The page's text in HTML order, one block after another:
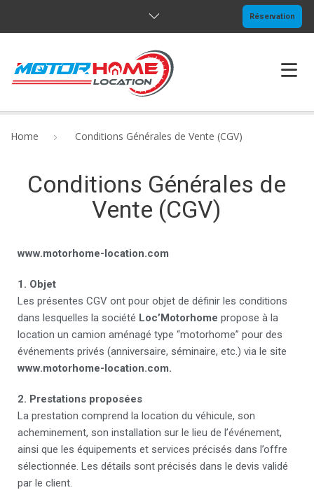
Réservation
GALERIE
QUESTIONS (FAQ)
CONTACT
Home Conditions Générales de Vente (CGV)
Conditions Générales de
Vente (CGV)
www.motorhome-location.com
1. Objet
Les présentes CGV ont pour objet de définir les conditions
dans lesquelles la société Loc’Motorhome propose à la
location un camion aménagé type “motorhome” pour des
événements privés (anniversaire, séminaire, etc.) via le site
www.motorhome-location.com.
2. Prestations proposées
La prestation comprend la location du véhicule, son
acheminement, son installation sur le lieu de l’événement,
ainsi que les équipements et services précisés dans l’offre
sélectionnée. Les détails sont précisés dans le devis validé
par le client.